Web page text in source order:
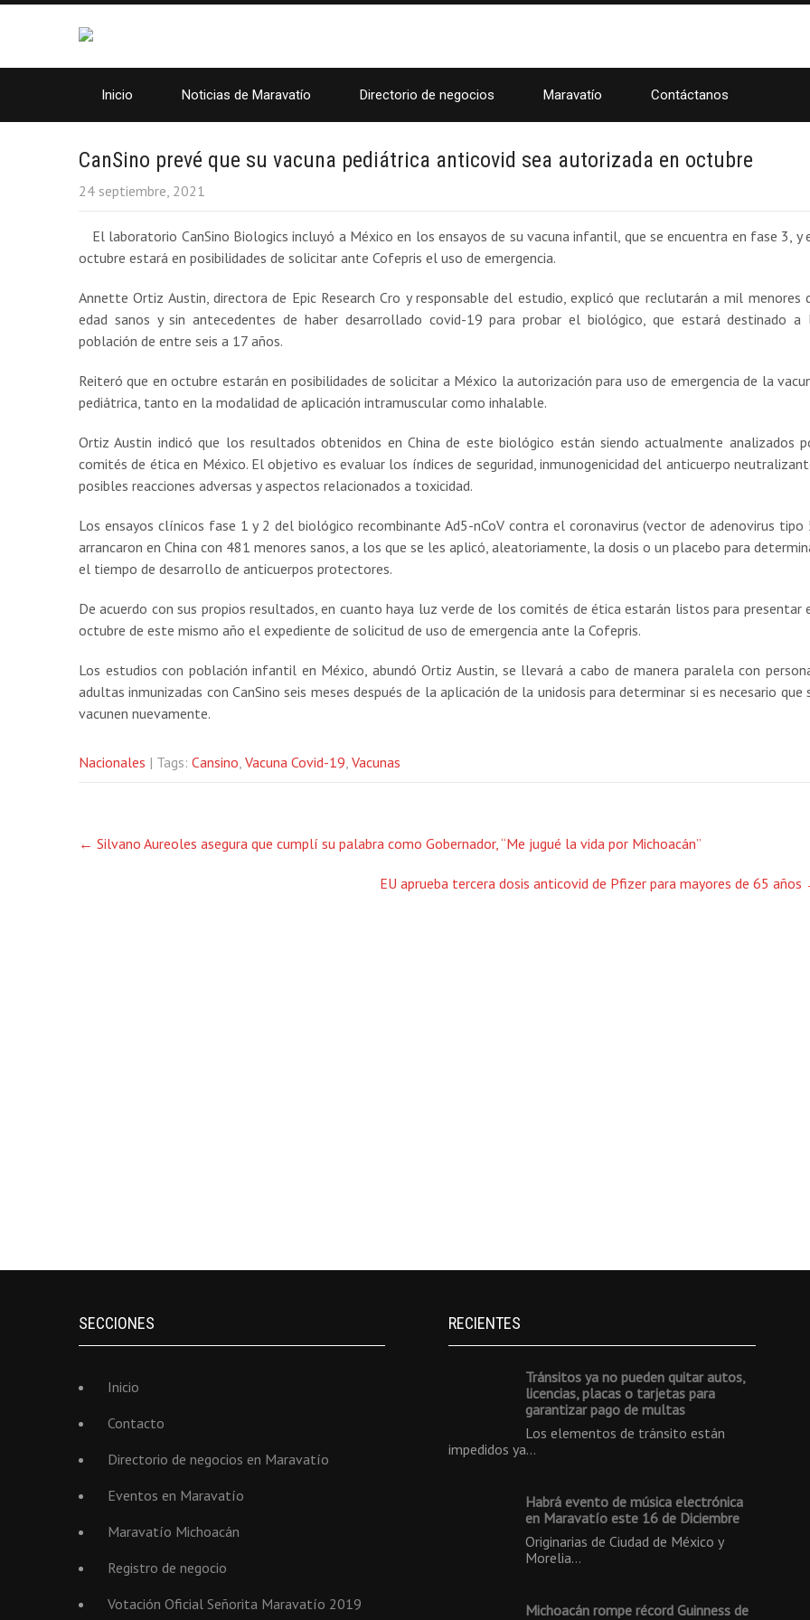
Inicio Noticias de Maravatío Directorio de negocios Maravatío Contáctanos
CanSino prevé que su vacuna pediátrica anticovid sea autorizada en octubre
24 septiembre, 2021
El laboratorio CanSino Biologics incluyó a México en los ensayos de su vacuna infantil, que se encuentra en fase 3, y
octubre estará en posibilidades de solicitar ante Cofepris el uso de emergencia.
Annette Ortiz Austin, directora de Epic Research Cro y responsable del estudio, explicó que reclutarán a mil menores
edad sanos y sin antecedentes de haber desarrollado covid-19 para probar el biológico, que estará destinado a
población de entre seis a 17 años.
Reiteró que en octubre estarán en posibilidades de solicitar a México la autorización para uso de emergencia de la
pediátrica, tanto en la modalidad de aplicación intramuscular como inhalable.
Ortiz Austin indicó que los resultados obtenidos en China de este biológico están siendo actualmente analizados
comités de ética en México. El objetivo es evaluar los índices de seguridad, inmunogenicidad del anticuerpo
posibles reacciones adversas y aspectos relacionados a toxicidad.
Los ensayos clínicos fase 1 y 2 del biológico recombinante Ad5-nCoV contra el coronavirus (vector de adenovirus tipo
arrancaron en China con 481 menores sanos, a los que se les aplicó, aleatoriamente, la dosis o un placebo para
el tiempo de desarrollo de anticuerpos protectores.
De acuerdo con sus propios resultados, en cuanto haya luz verde de los comités de ética estarán listos para presentar
octubre de este mismo año el expediente de solicitud de uso de emergencia ante la Cofepris.
Los estudios con población infantil en México, abundó Ortiz Austin, se llevará a cabo de manera paralela con
adultas inmunizadas con CanSino seis meses después de la aplicación de la unidosis para determinar si es necesario que
vacunen nuevamente.
Nacionales | Tags: Cansino, Vacuna Covid-19, Vacunas
navigation
← Silvano Aureoles asegura que cumplí su palabra como Gobernador, “Me jugué la vida por Michoacán”
EU aprueba tercera dosis anticovid de Pfizer para mayores de 65 años
SECCIONES
Inicio
Contacto
Directorio de negocios en Maravatío
Eventos en Maravatío
Maravatío Michoacán
Registro de negocio
Votación Oficial Señorita Maravatío 2019
RECIENTES
Tránsitos ya no pueden quitar autos,
licencias, placas o tarjetas para
garantizar pago de multas
Los elementos de tránsito están
impedidos ya…
Habrá evento de música electrónica
en Maravatío este 16 de Diciembre
Originarias de Ciudad de México y
Morelia…
Michoacán rompe récord Guinness de